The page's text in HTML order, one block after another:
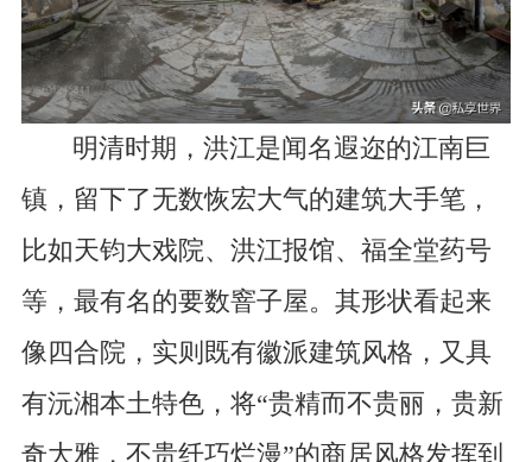
明清时期，洪江是闻名遐迩的江南巨
镇，留下了无数恢宏大气的建筑大手笔，
比如天钧大戏院、洪江报馆、福全堂药号
等，最有名的要数窨子屋。其形状看起来
像四合院，实则既有徽派建筑风格，又具
有沅湘本土特色，将“贵精而不贵丽，贵新
奇大雅，不贵纤巧烂漫”的商居风格发挥到